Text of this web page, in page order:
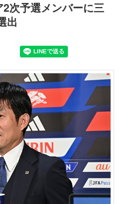
次予選メンバーに三
出